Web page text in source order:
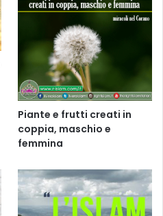
Piante e frutti creati in
coppia, maschio e
femmina